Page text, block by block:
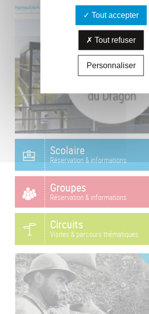
Scolaire
Réservation & informations
Groupes
Réservation & informations
Circuits
Visites & parcours thématiques
Tout accepter
Tout refuser
Personnaliser